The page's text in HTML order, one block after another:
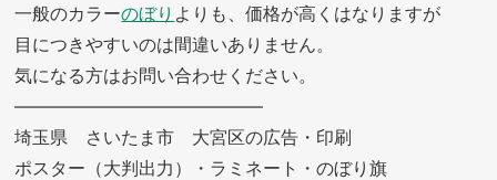
一般のカラーのぼり よりも、価格が高くはなりますが
目につきやすいのは間違いありません。
気になる方はお問い合わせください。
——————————————
埼玉県 さいたま市 大宮区の広告・印刷
ポスター（大判出力）・ラミネート・のぼり旗